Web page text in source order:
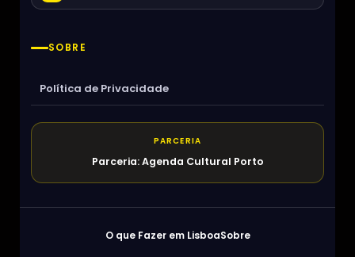
SOBRE
Política de Privacidade
PARCERIA
Parceria: Agenda Cultural Porto
O que Fazer em LisboaSobre